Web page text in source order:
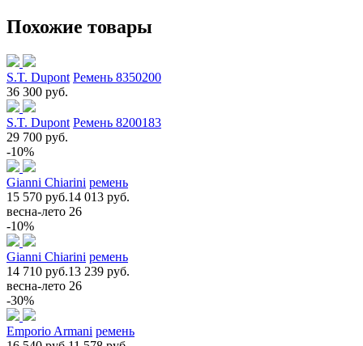
Похожие товары
S.T. Dupont Ремень 8350200
36 300 руб.
S.T. Dupont Ремень 8200183
29 700 руб.
-10%
Gianni Chiarini ремень
15 570 руб.14 013 руб.
весна-лето 26
-10%
Gianni Chiarini ремень
14 710 руб.13 239 руб.
весна-лето 26
-30%
Emporio Armani ремень